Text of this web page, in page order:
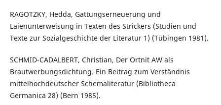
RAGOTZKY, Hedda, Gattungserneuerung und
Laienunterweisung in Texten des Strickers (Studien und
Texte zur Sozialgeschichte der Literatur 1) (Tübingen 1981).
SCHMID-CADALBERT, Christian, Der Ortnit AW als
Brautwerbungsdichtung. Ein Beitrag zum Verständnis
mittelhochdeutscher Schemaliteratur (Bibliotheca
Germanica 28) (Bern 1985).